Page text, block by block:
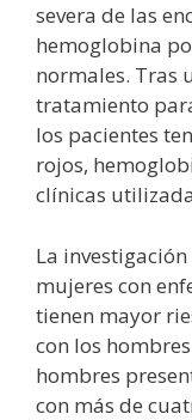
severa de las
hemoglobina
normales. Tras
tratamiento
los pacientes
rojos,
clínicas
La
mujeres con
tienen mayor
con los
hombres
con más de